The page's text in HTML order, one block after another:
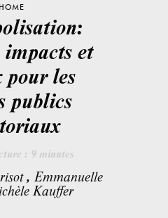
HOME
et
pour les
publics
: 9 minutes
, Emmanuelle
Kauffer